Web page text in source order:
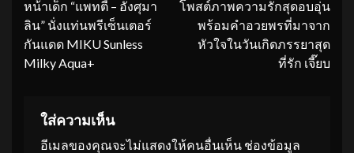
หน้าเด็ก “แพทตี้ – อังศุมา
ลิน” นั่งแท่นพรีเซ็นเตอร์
กันแดด MIKU Sunless
Milky Aqua+
โพสต์ภาพความรักสุดอบอุ่น
พร้อมคำอวยพรที่มาจาก
หัวใจในวันเกิดภรรยาสุด
ที่รัก เจี๊ยบ
ใส่ความเห็น
อีเมลของคุณจะไม่แสดงให้คนอื่นเห็น ช่องข้อมูล